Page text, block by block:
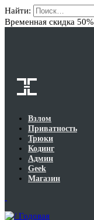
Найти:
Временная скидка 50%
Взлом
Приватность
Трюки
Кодинг
Админ
Geek
Магазин
Годовая